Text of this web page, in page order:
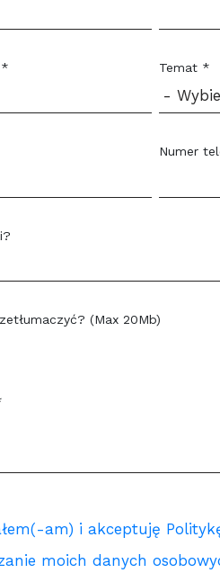
* Temat *
Numer
(Max 20Mb)
am) i akceptuję
moich danych